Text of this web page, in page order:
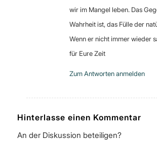
wir im Mangel leben. Das
Wahrheit ist, das Fülle der
Wenn er nicht immer wieder
für Eure Zeit
Zum Antworten anmelden
Hinterlasse einen Kommentar
An der Diskussion beteiligen?